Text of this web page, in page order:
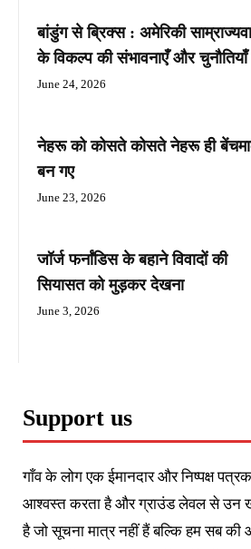
बांडुंग से ब्रिक्स : अमेरिकी
के विकल्प की संभावनाएँ और चुनौतियाँ
June 24, 2026
नेहरू को कोसते कोसते नेहरू ही
बन गए
June 23, 2026
जॉर्ज फर्नांडिस के बहाने विवादों की
सियासत को मुड़कर देखना
June 3, 2026
Support us
गाँव के लोग एक ईमानदार और निष्पक्ष
आश्वस्त करता है और ग्राउंड लेवल से उन
है जो सूचना मात्र नहीं हैं बल्कि हम सब